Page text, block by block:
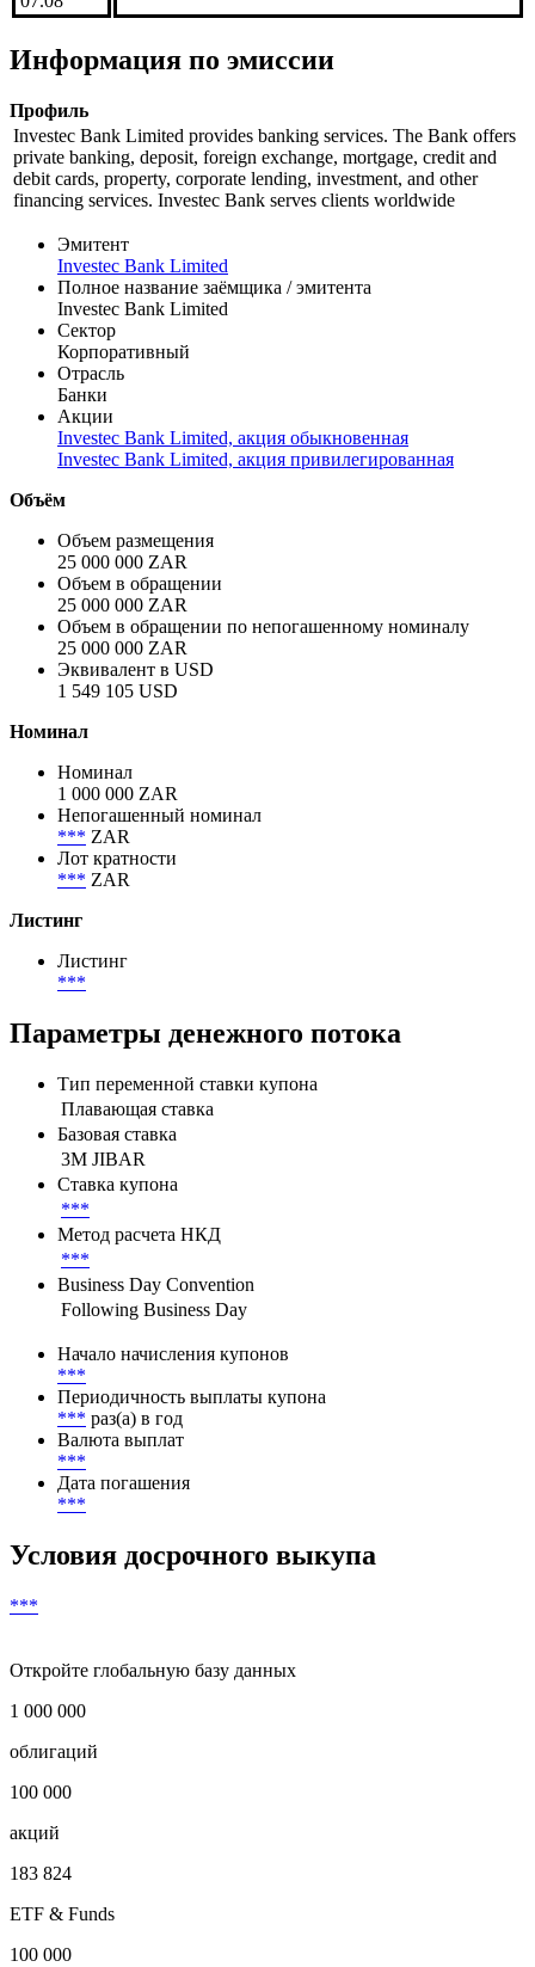
*** |
***
Информация по эмиссии
Профиль
Investec Bank Limited provides banking services. The Bank offers
private banking, deposit, foreign exchange, mortgage, credit and
debit cards, property, corporate lending, investment, and other
financing services. Investec Bank serves clients worldwide
Эмитент
Investec Bank Limited
Полное название заёмщика / эмитента
Investec Bank Limited
Сектор
Корпоративный
Отрасль
Акции
Investec Bank Limited, акция привилегированная
Объём
Объем размещения
25 000 000 ZAR
Объем в обращении
25 000 000 ZAR
25 000 000 ZAR
1 549 105 USD
Номинал
Номинал
1 000 000 ZAR
***
***ZAR
Листинг
Параметры денежного потока
Тип переменной ставки купона
Плавающая ставка
Базовая ставка
3M JIBAR
Ставка купона
***
Метод расчета НКД
Business Day Convention
Following Business Day
Начало начисления купонов
***
Периодичность выплаты купона
***
Дата погашения
Откройте глобальную базу данных
1 000 000
облигаций
100 000
акций
183 824